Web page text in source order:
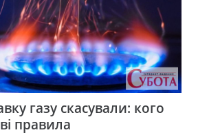
газу скасували: кого
правила